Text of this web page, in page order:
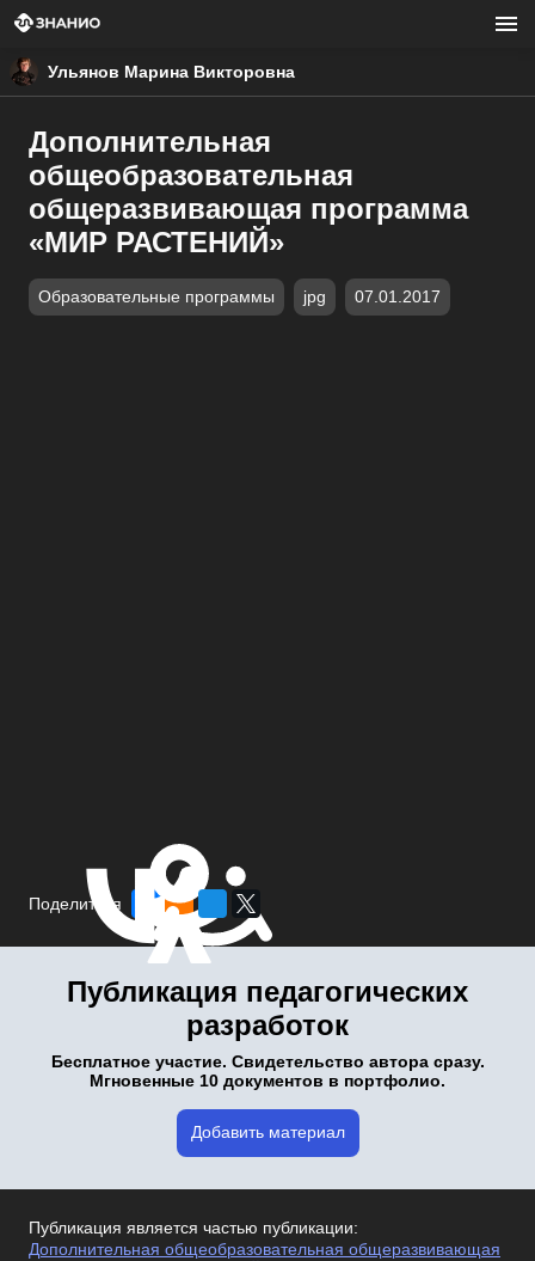
Ульянов Марина Викторовна
Дополнительная
общеобразовательная
общеразвивающая программа
«МИР РАСТЕНИЙ»
Образовательные программы jpg 07.01.2017
Поделиться
Публикация педагогических
разработок
Бесплатное участие. Свидетельство автора сразу.
Мгновенные 10 документов в портфолио.
Добавить материал
Публикация является частью публикации:
Дополнительная общеобразовательная общеразвивающая